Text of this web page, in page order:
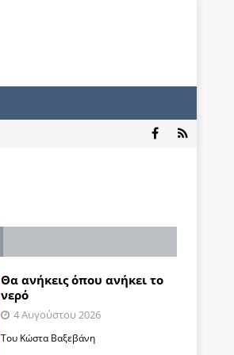
Θα ανήκεις όπου ανήκει το
νερό
4 Αυγούστου 2026
Του Κώστα Βαξεβάνη